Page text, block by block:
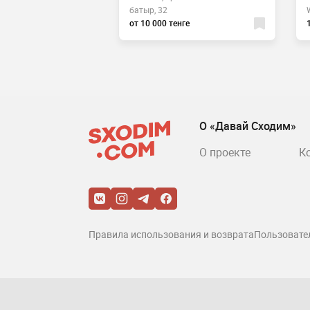
батыр, 32
от 10 000 тенге
О «Давай Сходим»
О проекте
Правила использования и возврата